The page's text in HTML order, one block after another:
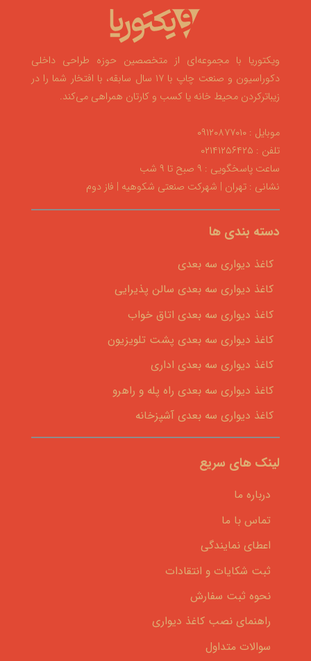
ویکتوریا با مجموعه‌ای از متخصصین حوزه طراحی داخلی
دکوراسیون و صنعت چاپ با ۱۷ سال سابقه، با افتخار شما را در
زیباترکردن محیط خانه یا کسب و کارتان همراهی می‌کند.
موبایل : ۰۹۱۲۰۸۷۷۰۱۰
تلفن : ۰۲۱۴۱۲۵۶۴۲۵
ساعت پاسخگویی : ۹ صبح تا ۹ شب
نشانی : تهران | شهرکت صنعتی شکوهیه | فاز دوم
دسته بندی ها
کاغذ دیواری سه بعدی
کاغذ دیواری سه بعدی سالن پذیرایی
کاغذ دیواری سه بعدی اتاق خواب
کاغذ دیواری سه بعدی پشت تلویزیون
کاغذ دیواری سه بعدی اداری
کاغذ دیواری سه بعدی راه پله و راهرو
کاغذ دیواری سه بعدی آشپزخانه
لینک های سریع
درباره ما
تماس با ما
اعطای نمایندگی
ثبت شکایات و انتقادات
نحوه ثبت سفارش
راهنمای نصب کاغذ دیواری
سوالات متداول